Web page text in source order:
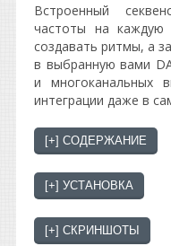
Встроенный
частоты на каждую
создавать ритмы, а
в выбранную вами
и многоканальных
интеграции даже в